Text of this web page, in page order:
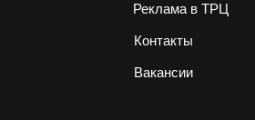
Реклама в ТРЦ
Контакты
Вакансии